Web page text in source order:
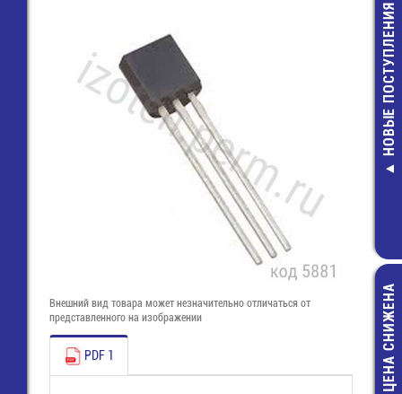
KP-
Светодиод
зеленый,
НОВЫЕ ПОСТУПЛЕНИЯ
ЦЕНА СНИЖЕНА
Внешний вид товара может незначительно отличаться от
представленного на изображении
PDF 1